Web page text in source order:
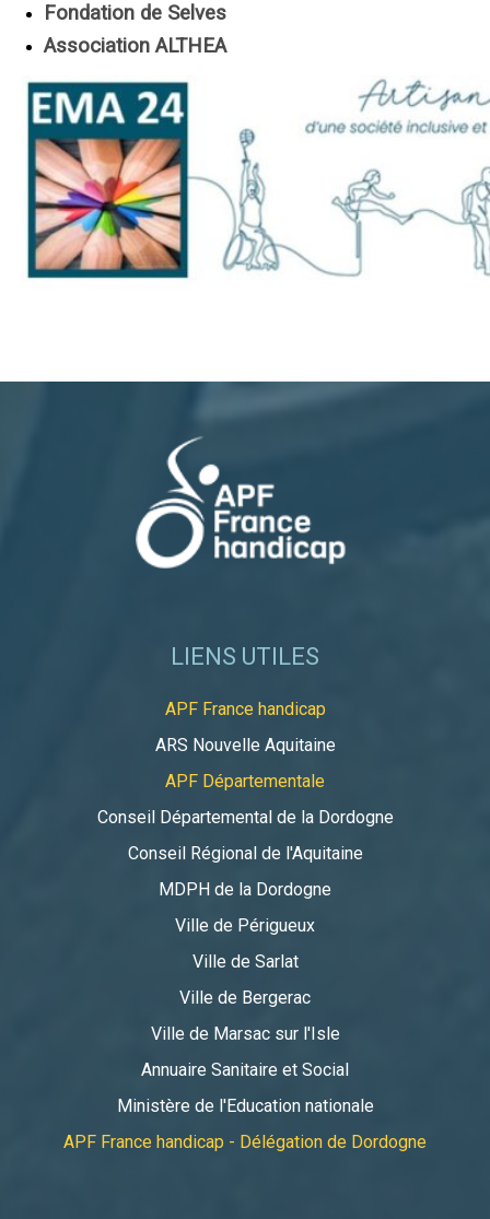
Fondation de Selves
Association ALTHEA
LIENS UTILES
APF France handicap
ARS Nouvelle Aquitaine
APF Départementale
Conseil Départemental de la Dordogne
Conseil Régional de l'Aquitaine
MDPH de la Dordogne
Ville de Périgueux
Ville de Sarlat
Ville de Bergerac
Ville de Marsac sur l'Isle
Annuaire Sanitaire et Social
Ministère de l'Education nationale
APF France handicap - Délégation de Dordogne